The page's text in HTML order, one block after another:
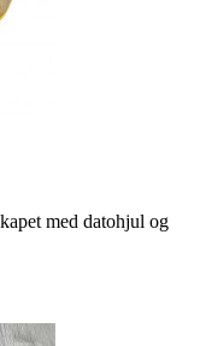
med datohjul og